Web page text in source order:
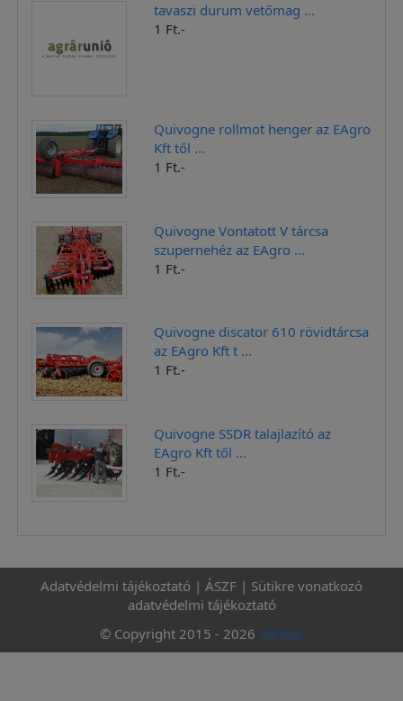
tavaszi durum vetőmag ...
1 Ft.-
Quivogne rollmot henger az EAgro
Kft től ...
1 Ft.-
Quivogne Vontatott V tárcsa
szupernehéz az EAgro ...
1 Ft.-
Quivogne discator 610 rövidtárcsa
az EAgro Kft t ...
1 Ft.-
Quivogne SSDR talajlazító az
EAgro Kft től ...
1 Ft.-
Adatvédelmi tájékoztató | ÁSZF | Sütikre vonatkozó
adatvédelmi tájékoztató
© Copyright 2015 - 2026 KárKép